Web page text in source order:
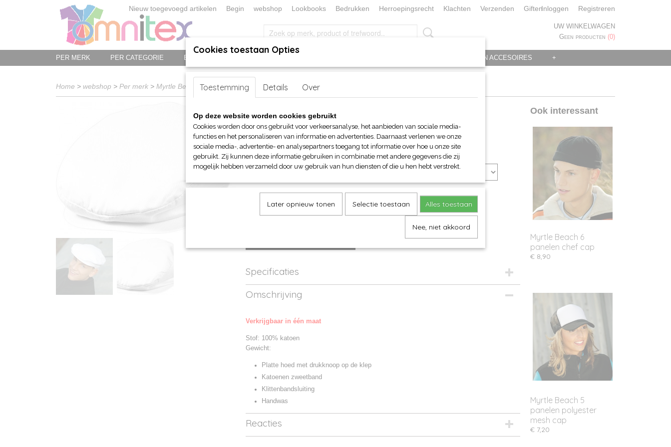
Nieuw toegevoegd artikelen Begin webshop Lookbooks Bedrukken Herroepingsrecht Klachten Verzenden GiftenInloggen Registreren
UW WINKELWAGEN
Geen producten (0)
PER MERK PER CATEGORIE BED-, BAD-, KEUKEN EN TAFELLINNEN KERST/FEEST KLEDING EN ACCESOIRES +
Home > webshop > Per merk > Myrtle Beach hoofd-handen> Caps> Myrtle Beach Cabrio cap
Myrtle Beach Cabrio cap
€ 8,90 (inclusief btw 21%)
Maat Kleuren
Specificaties
Productcode
Productcode leverancier
Omschrijving
Verkrijgbaar in één maat
Stof: 100% katoen
Gewicht:
Platte hoed met drukknoop op de klep
Katoenen zweetband
Klittenbandsluiting
Handwas
Reacties
Ook interessant
Myrtle Beach 6
panelen chef cap
€ 8,90
Myrtle Beach 5
panelen polyester
mesh cap
€ 7,20
Cookies toestaan Opties
Toestemming Details Over
Op deze website worden cookies gebruikt
Cookies worden door ons gebruikt voor verkeersanalyse, het aanbieden van sociale media-
functies en het personaliseren van informatie en advertenties. Daarnaast verlenen we onze
sociale media-, advertentie- en analysepartners toegang tot informatie over hoe u onze site
gebruikt. Zij kunnen deze informatie gebruiken in combinatie met andere gegevens die zij
mogelijk hebben verzameld door uw gebruik van hun diensten of die u hen hebt verstrekt.
Later opnieuw tonen Selectie toestaan Alles toestaan
Nee, niet akkoord